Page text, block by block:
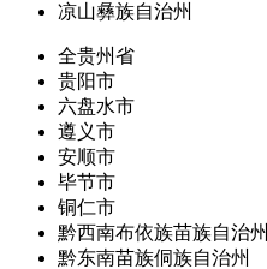
凉山彝族自治州
全贵州省
贵阳市
六盘水市
遵义市
安顺市
毕节市
铜仁市
黔西南布依族苗族自治州
黔东南苗族侗族自治州